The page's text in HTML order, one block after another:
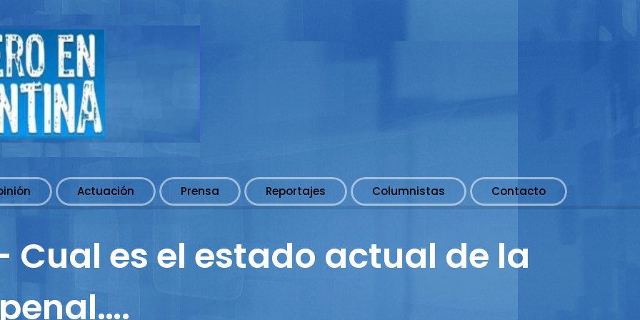
Actuación Prensa Reportajes Columnistas Contacto
Cual es el estado actual de la